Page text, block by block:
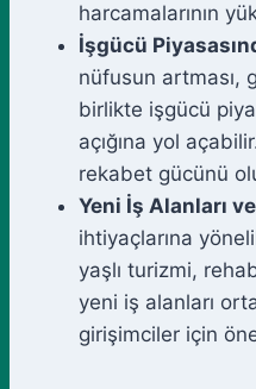
harcamalarının
İşgücü
nüfusun artması,
birlikte işgücü
açığına yol
rekabet gücünü
Yeni İş Alanları
ihtiyaçlarına
yaşlı turizmi,
yeni iş alanları
girişimciler için